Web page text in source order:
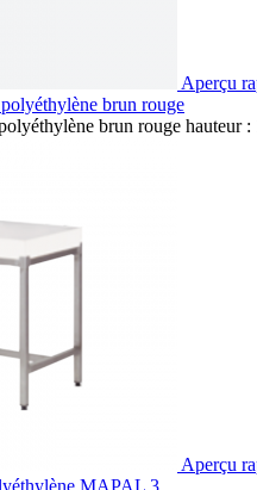
Aperçu
brun rouge
brun rouge hauteur :
Aperçu
MAPAL 3...